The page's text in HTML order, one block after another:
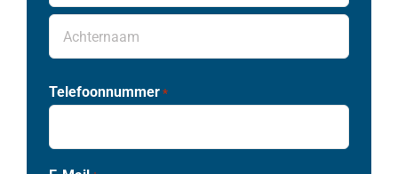
Voornaam
Telefoonnummer *